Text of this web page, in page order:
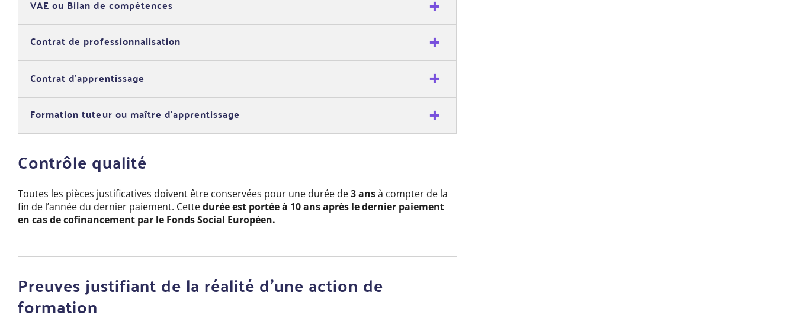
VAE ou Bilan de compétences
Contrat de professionnalisation
Contrat d’apprentissage
Formation tuteur ou maître d’apprentissage
Contrôle qualité
Toutes les pièces justificatives doivent être conservées pour une durée de3 ansà compter de la
fin de l’année du dernier paiement. Cettedurée est portée à 10 ans après le dernier paiement
en cas de cofinancement par le Fonds Social Européen.
Preuves justifiant de la réalité d’une action de
formation